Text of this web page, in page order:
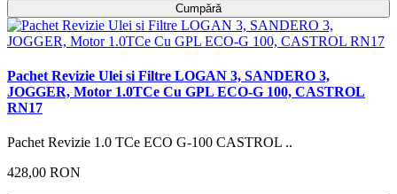
Cumpără
Pachet Revizie Ulei si Filtre LOGAN 3, SANDERO 3,
JOGGER, Motor 1.0TCe Cu GPL ECO-G 100, CASTROL
RN17
Pachet Revizie 1.0 TCe ECO G-100 CASTROL ..
428,00 RON